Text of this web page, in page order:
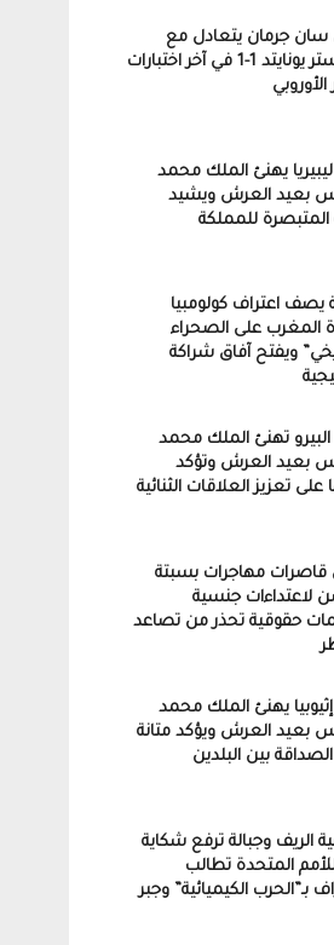
سان جرمان يتعادل مع
مانشستر يونايتد 1-1 في آخر اختبارات
يهنئ الملك محمد
بعيد العرش ويشيد
المتبصرة للمملكة
يصف اعتراف كولومبيا
المغرب على الصحراء
ويفتح آفاق شراكة
تهنئ الملك محمد
بعيد العرش وتؤكد
تعزيز العلاقات الثنائية
مهاجرات بسبتة
لاعتداءات جنسية
حقوقية تحذر من تصاعد
يهنئ الملك محمد
بعيد العرش ويؤكد متانة
بين البلدين
الريف وجبالة ترفع شكاية
المتحدة تطالب
بـ”الحرب الكيميائية” وجبر